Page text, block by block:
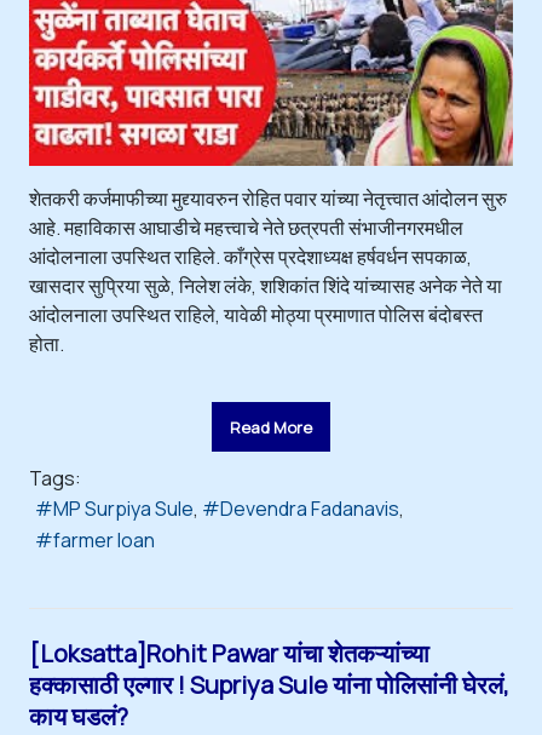
शेतकरी कर्जमाफीच्या मुद्द्यावरुन रोहित पवार यांच्या नेतृत्त्वात आंदोलन सुरु
आहे. महाविकास आघाडीचे महत्त्वाचे नेते छत्रपती संभाजीनगरमधील
आंदोलनाला उपस्थित राहिले. काँग्रेस प्रदेशाध्यक्ष हर्षवर्धन सपकाळ,
खासदार सुप्रिया सुळे, निलेश लंके, शशिकांत शिंदे यांच्यासह अनेक नेते या
आंदोलनाला उपस्थित राहिले, यावेळी मोठ्या प्रमाणात पोलिस बंदोबस्त
होता.
Read More
Tags:
MP Surpiya Sule
Devendra Fadanavis
farmer loan
[Loksatta]Rohit Pawar यांचा शेतकऱ्यांच्या
हक्कासाठी एल्गार ! Supriya Sule यांना पोलिसांनी घेरलं,
काय घडलं?